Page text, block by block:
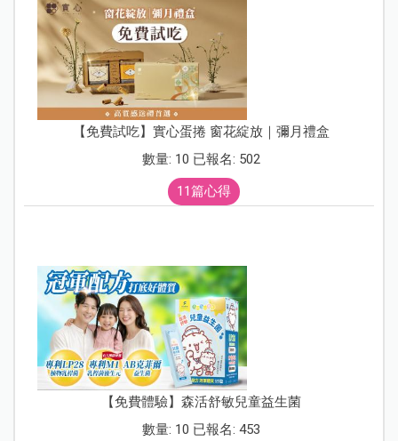
【免費試吃】實心蛋捲 窗花綻放｜彌月禮盒
數量: 10 已報名: 502
11篇心得
【免費體驗】森活舒敏兒童益生菌
數量: 10 已報名: 453